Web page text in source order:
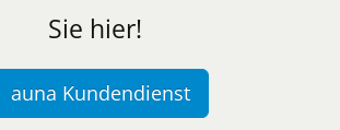
Sie hier!
auna Kundendienst